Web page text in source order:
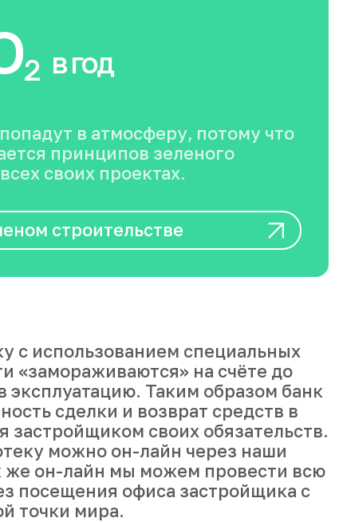
2 в год
в атмосферу, потому что
принципов зеленого
своих проектах.
строительстве
с использованием специальных
«замораживаются» на счёте до
эксплуатацию. Таким образом банк
сделки и возврат средств в
застройщиком своих обязательств.
можно он-лайн через наши
же он-лайн мы можем провести всю
посещения офиса застройщика с
точки мира.